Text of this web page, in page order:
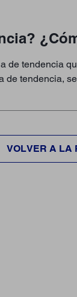
de tendencia
tendencia,
VOLVER A LA